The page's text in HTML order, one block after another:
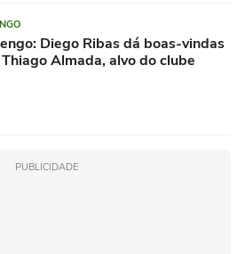
Diego Ribas dá boas-vindas
Almada, alvo do clube
PUBLICIDADE